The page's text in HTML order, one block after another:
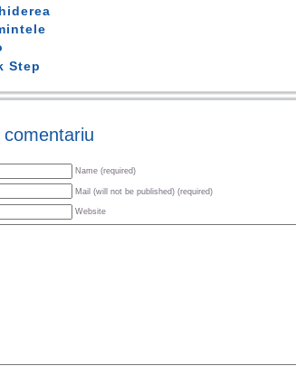
Step
Name (required)
Mail (will not be published) (required)
Website